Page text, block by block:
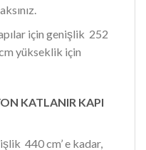
için genişlik 252
yükseklik için
KATLANIR KAPI
440 cm’ e kadar,